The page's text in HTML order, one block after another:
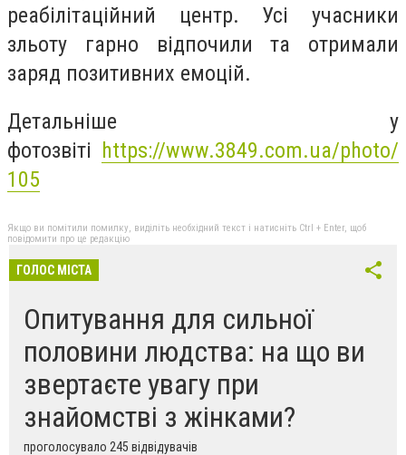
реабілітаційний центр. Усі учасники
зльоту гарно відпочили та отримали
заряд позитивних емоцій.
Детальніше у
фотозвіті
https://www.3849.com.ua/photo/
105
Якщо ви помітили помилку, виділіть необхідний текст і натисніть Ctrl + Enter, щоб
повідомити про це редакцію
ГОЛОС МІСТА
Опитування для сильної
половини людства: на що ви
звертаєте увагу при
знайомстві з жінками?
проголосувало 245 відвідувачів